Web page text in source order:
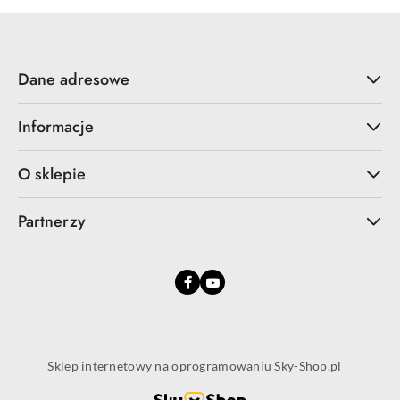
Dane adresowe
Informacje
O sklepie
Partnerzy
Sklep internetowy na oprogramowaniu Sky-Shop.pl